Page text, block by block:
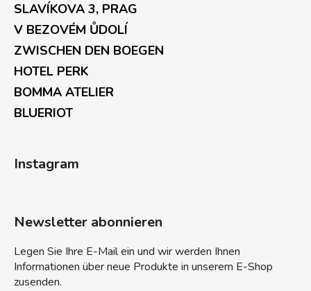
SLAVÍKOVA 3, PRAG
V BEZOVÉM ŮDOLÍ
ZWISCHEN DEN BOEGEN
HOTEL PERK
BOMMA ATELIER
BLUERIOT
Instagram
Newsletter abonnieren
Legen Sie Ihre E-Mail ein und wir werden Ihnen
Informationen über neue Produkte in unserem E-Shop
zusenden.